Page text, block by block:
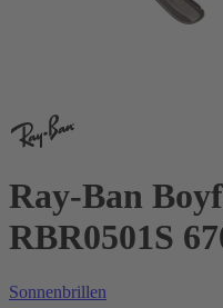
Ray-Ban
RBR0501S
Sonnenbrillen